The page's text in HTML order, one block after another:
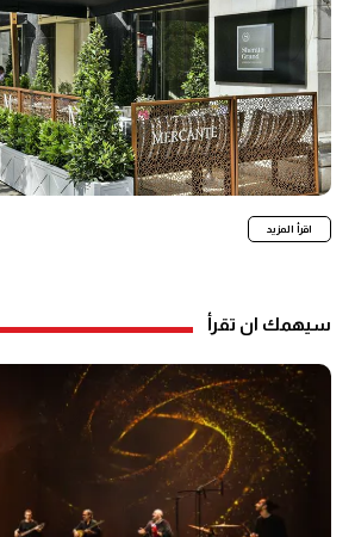
اقرأ المزيد
سيهمك ان تقرأ